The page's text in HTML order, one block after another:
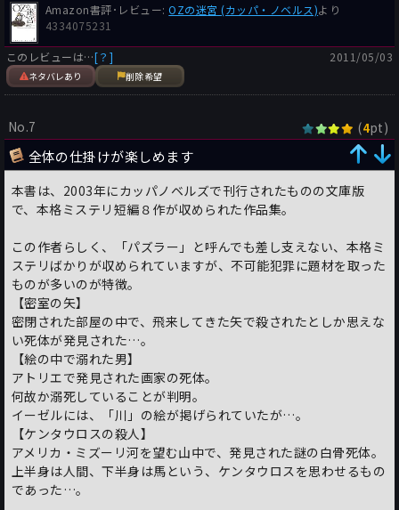
Amazon書評･レビュー:OZの迷宮 (カッパ・ノベルス)より
4334075231
このレビューは…[？]
ネタバレあり 削除希望
2011/05/03
No.7 (4pt)
全体の仕掛けが楽しめます
本書は、2003年にカッパノベルズで刊行されたものの文庫版
で、本格ミステリ短編８作が収められた作品集。
この作者らしく、「パズラー」と呼んでも差し支えない、本格ミ
ステリばかりが収められていますが、不可能犯罪に題材を取った
ものが多いのが特徴。
【密室の矢】
密閉された部屋の中で、飛来してきた矢で殺されたとしか思えな
い死体が発見された…。
【絵の中で溺れた男】
アトリエで発見された画家の死体。
何故か溺死していることが判明。
イーゼルには、「川」の絵が掲げられていたが…。
【ケンタウロスの殺人】
アメリカ・ミズーリ河を望む山中で、発見された謎の白骨死体。
上半身は人間、下半身は馬という、ケンタウロスを思わせるもの
であった…。